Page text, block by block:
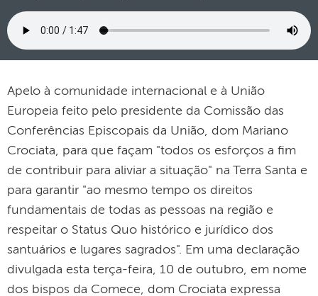
Apelo à comunidade internacional e à União
Europeia feito pelo presidente da Comissão das
Conferências Episcopais da União, dom Mariano
Crociata, para que façam "todos os esforços a fim
de contribuir para aliviar a situação" na Terra Santa e
para garantir "ao mesmo tempo os direitos
fundamentais de todas as pessoas na região e
respeitar o Status Quo histórico e jurídico dos
santuários e lugares sagrados". Em uma declaração
divulgada esta terça-feira, 10 de outubro, em nome
dos bispos da Comece, dom Crociata expressa